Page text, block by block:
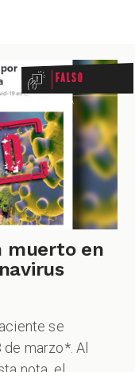
Falso
muerto en
se
marzo*. Al